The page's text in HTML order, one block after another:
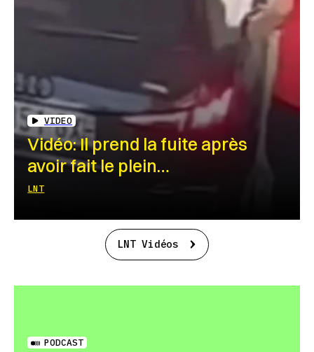
VIDEO
Vidéo: Il prend la fuite après
avoir fait le plein…
LNT
LNT Vidéos
PODCAST